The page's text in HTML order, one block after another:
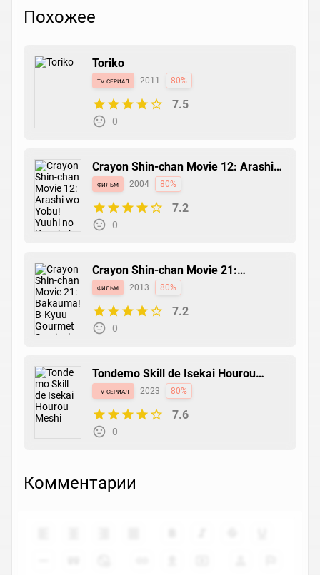
Похожее
Toriko
tv сериал 2011 80%
7.5
0
Crayon Shin-chan Movie 12: Arashi
wo Yobu! Yuuhi no Kasukabe Boys
фильм 2004 80%
7.2
0
Crayon Shin-chan Movie 21:
Bakauma! B-Kyuu Gourmet Survival
Battle!!
фильм 2013 80%
7.2
0
Tondemo Skill de Isekai Hourou
Meshi
tv сериал 2023 80%
7.6
0
Комментарии